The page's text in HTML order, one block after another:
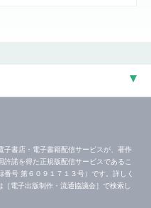
子書店・電子書籍配信サービスが、著作
許諾を得た正規版配信サービスであるこ
番号 第６０９１７１３号）です。詳しく
電子出版制作・流通協議会］で検索し